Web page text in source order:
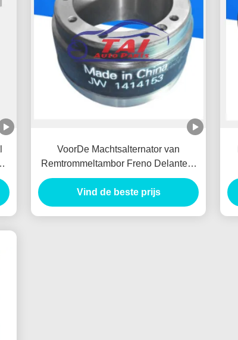
VoorDe Machtsalternator van
Remtrommeltambor Freno Delantero
gelijkstroom VOOR MITSUBISHI
1414153
Vind de beste prijs